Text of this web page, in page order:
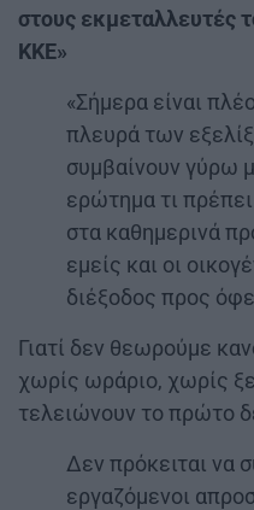
στους εκμεταλλευτές
ΚΚΕ»
«Σήμερα είναι
πλευρά των
συμβαίνουν γύρω
ερώτημα τι πρέπει
στα καθημερινά
εμείς και οι
διέξοδος προς
Γιατί δεν θεωρούμε
χωρίς ωράριο, χωρίς
τελειώνουν το πρώτο
Δεν πρόκειται να
εργαζόμενοι